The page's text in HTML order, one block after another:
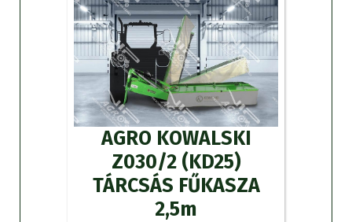
AGRO KOWALSKI
Z030/2 (KD25)
TÁRCSÁS FŰKASZA
2,5m